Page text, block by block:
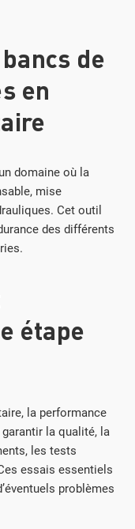
de
en
domaine où la
mise
Cet outil
des différents
étape
la performance
la qualité, la
les tests
essais essentiels
problèmes